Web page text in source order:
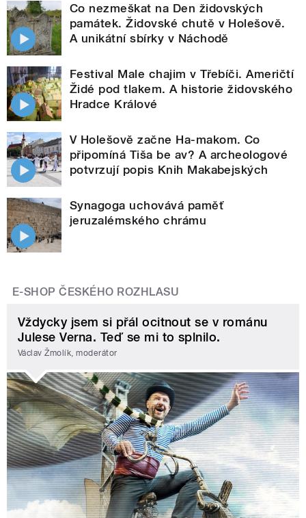
Co nezmeškat na Den židovských
památek. Židovské chutě v Holešově.
A unikátní sbírky v Náchodě
Festival Male chajim v Třebíči. Američtí
Židé pod tlakem. A historie židovského
Hradce Králové
V Holešově začne Ha-makom. Co
připomíná Tiša be av? A archeologové
potvrzují popis Knih Makabejských
Synagoga uchovává paměť
jeruzalémského chrámu
E-SHOP ČESKÉHO ROZHLASU
Vždycky jsem si přál ocitnout se v románu
Julese Verna. Teď se mi to splnilo.
Václav Žmolík, moderátor